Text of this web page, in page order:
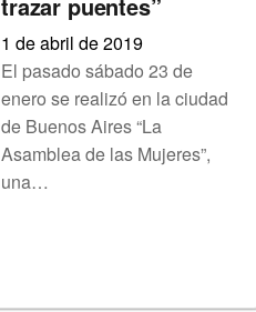
1 de abril de 2019
El pasado sábado 23 de
enero se realizó en la ciudad
de Buenos Aires “La
Asamblea de las Mujeres”,
una…